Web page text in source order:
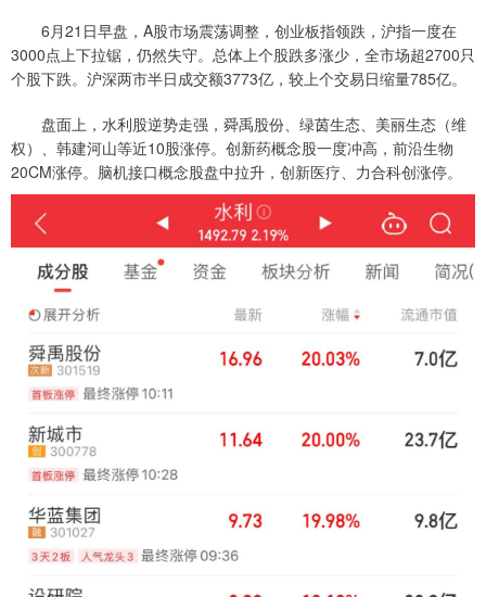
6月21日早盘，A股市场震荡调整，创业板指领跌，沪指一度在
3000点上下拉锯，仍然失守。总体上个股跌多涨少，全市场超2700只
个股下跌。沪深两市半日成交额3773亿，较上个交易日缩量785亿。
盘面上，水利股逆势走强，舜禹股份、绿茵生态、美丽生态（维
权）、韩建河山等近10股涨停。创新药概念股一度冲高，前沿生物
20CM涨停。脑机接口概念股盘中拉升，创新医疗、力合科创涨停。